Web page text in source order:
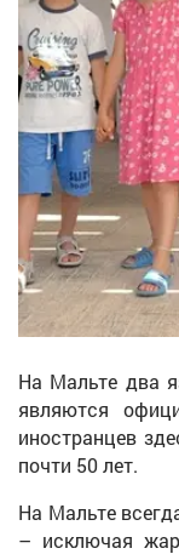
На Мальте два
являются
иностранцев
почти 50 лет.
На Мальте
– исключая